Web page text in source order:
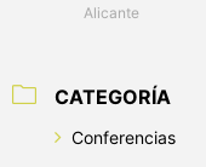
Alicante
CATEGORÍA
Conferencias